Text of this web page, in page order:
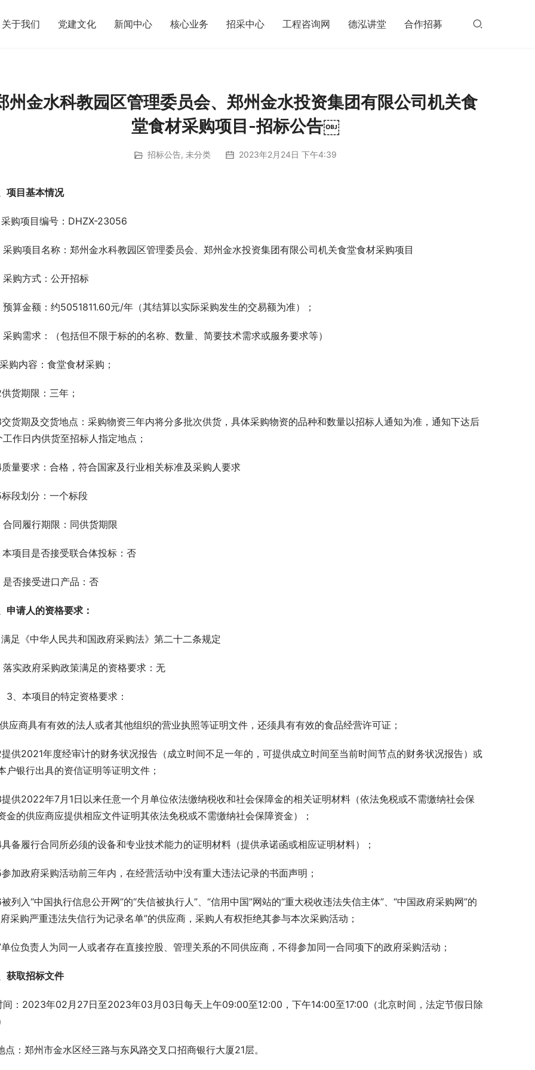
关于我们 党建文化 新闻中心 核心业务 招采中心 工程咨询网 德泓讲堂 合作招募
州金水科教园区管理委员会、郑州金水投资集团有限公司机关食
堂食材采购项目-招标公告￼
招标公告, 未分类 2023年2月24日 下午4:39
项目基本情况
采购项目编号：DHZX-23056
采购项目名称：郑州金水科教园区管理委员会、郑州金水投资集团有限公司机关食堂食材采购项目
采购方式：公开招标
预算金额：约5051811.60元/年（其结算以实际采购发生的交易额为准）；
采购需求：（包括但不限于标的的名称、数量、简要技术需求或服务要求等）
购内容：食堂食材采购；
货期限：三年；
货期及交货地点：采购物资三年内将分多批次供货，具体采购物资的品种和数量以招标人通知为准，通知下达后
工作日内供货至招标人指定地点；
量要求：合格，符合国家及行业相关标准及采购人要求
段划分：一个标段
合同履行期限：同供货期限
本项目是否接受联合体投标：否
是否接受进口产品：否
申请人的资格要求：
满足《中华人民共和国政府采购法》第二十二条规定
落实政府采购政策满足的资格要求：无
3、本项目的特定资格要求：
应商具有有效的法人或者其他组织的营业执照等证明文件，还须具有有效的食品经营许可证；
供2021年度经审计的财务状况报告（成立时间不足一年的，可提供成立时间至当前时间节点的财务状况报告）或
户银行出具的资信证明等证明文件；
供2022年7月1日以来任意一个月单位依法缴纳税收和社会保障金的相关证明材料（依法免税或不需缴纳社会保
金的供应商应提供相应文件证明其依法免税或不需缴纳社会保障资金）；
备履行合同所必须的设备和专业技术能力的证明材料（提供承诺函或相应证明材料）；
加政府采购活动前三年内，在经营活动中没有重大违法记录的书面声明；
列入“中国执行信息公开网”的“失信被执行人”、“信用中国”网站的“重大税收违法失信主体”、“中国政府采购网”的
采购严重违法失信行为记录名单”的供应商，采购人有权拒绝其参与本次采购活动；
位负责人为同一人或者存在直接控股、管理关系的不同供应商，不得参加同一合同项下的政府采购活动；
获取招标文件
间：2023年02月27日至2023年03月03日每天上午09:00至12:00，下午14:00至17:00（北京时间，法定节假日除
点：郑州市金水区经三路与东风路交叉口招商银行大厦21层。